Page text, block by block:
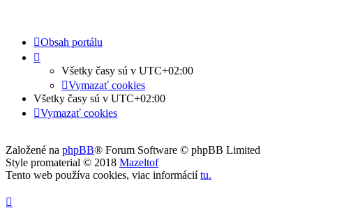
Obsah portálu
Všetky časy sú v UTC+02:00
Vymazať cookies
Všetky časy sú v UTC+02:00
Vymazať cookies
Založené na phpBB® Forum Software © phpBB Limited
Style promaterial © 2018 Mazeltof
Tento web používa cookies, viac informáciítu.